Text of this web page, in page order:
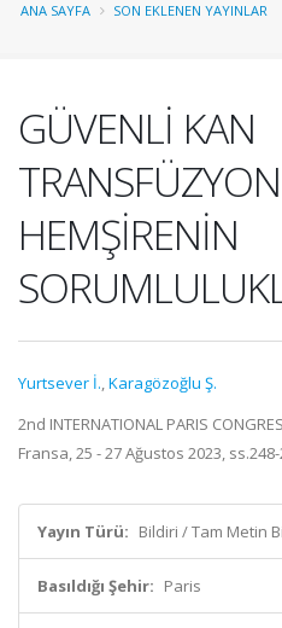
ANA SAYFA SON EKLENEN YAYINLAR
GÜVENLİ KAN
HEMŞİRENİN
Yurtsever İ.,Karagözoğlu Ş.
2nd INTERNATIONAL PARIS
Fransa, 25 - 27 Ağustos 2023,
Yayın Türü: Bildiri / Tam Metin
Basıldığı Şehir: Paris